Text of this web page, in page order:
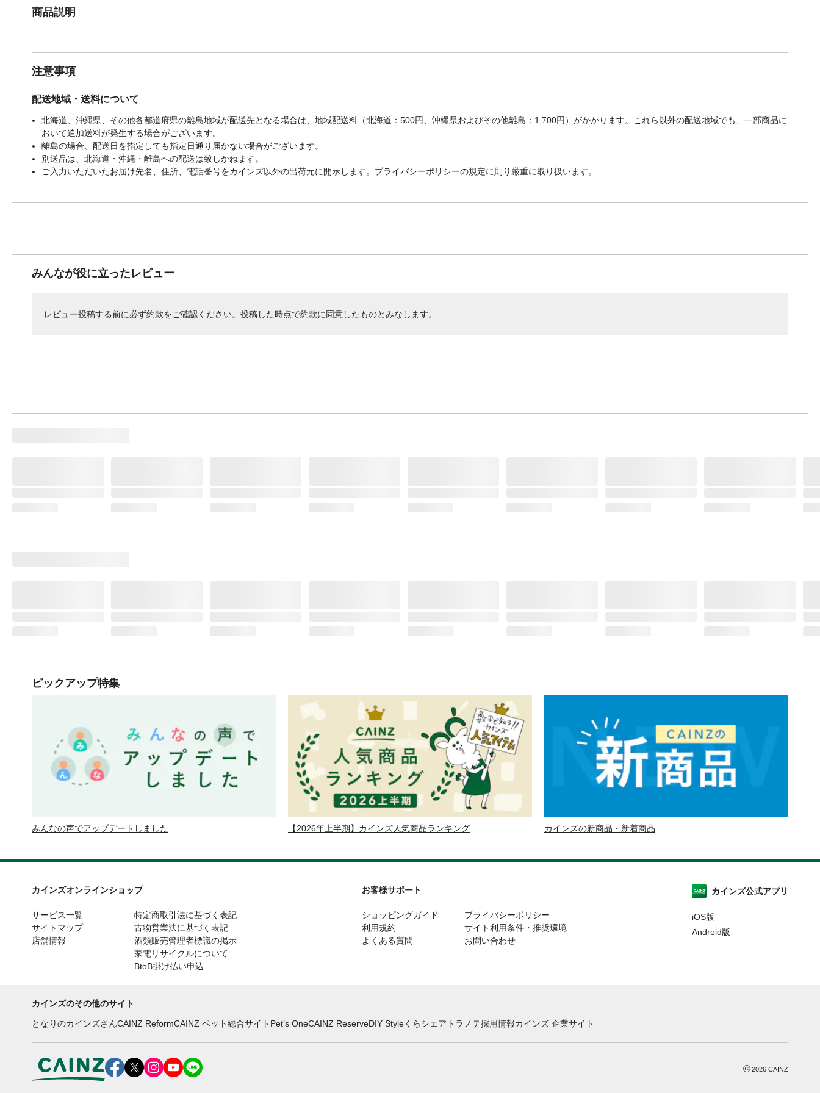
商品説明
注意事項
配送地域・送料について
北海道、沖縄県、その他各都道府県の離島地域が配送先となる場合は、地域配送料（北海道：500円、沖縄県およびその他離島：1,700円）がかかります。これら以外の配送地域でも、一部商品に
おいて追加送料が発生する場合がございます。
離島の場合、配送日を指定しても指定日通り届かない場合がございます。
別送品は、北海道・沖縄・離島への配送は致しかねます。
ご入力いただいたお届け先名、住所、電話番号をカインズ以外の出荷元に開示します。プライバシーポリシーの規定に則り厳重に取り扱います。
みんなが役に立ったレビュー
レビュー投稿する前に必ず約款をご確認ください。投稿した時点で約款に同意したものとみなします。
ピックアップ特集
みんなの声でアップデートしました 【2026年上半期】カインズ人気商品ランキング カインズの新商品・新着商品
カインズオンラインショップ
サービス一覧
サイトマップ
店舗情報
特定商取引法に基づく表記
古物営業法に基づく表記
酒類販売管理者標識の掲示
家電リサイクルについて
BtoB掛け払い申込
お客様サポート
ショッピングガイド
利用規約
よくある質問
プライバシーポリシー
サイト利用条件・推奨環境
お問い合わせ
カインズ公式アプリ
iOS版
Android版
カインズのその他のサイト
となりのカインズさんCAINZ ReformCAINZ ペット総合サイト Pet’s OneCAINZ ReserveDIY Styleくらシェア トラノテ採用情報カインズ 企業サイト
©2026 CAINZ